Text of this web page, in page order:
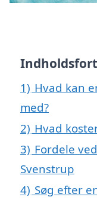
1) Hvad kan
med?
2) Hvad
3) Fordele
Svenstrup
4) Søg efter